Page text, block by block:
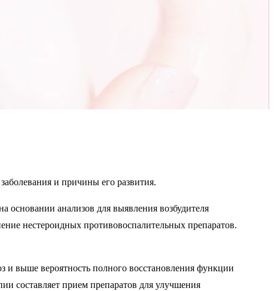
и причины его развития.
основании анализов для выявления возбудителя
нестероидных противовоспалительных препаратов.
и выше вероятность полного восстановления функции
составляет прием препаратов для улучшения